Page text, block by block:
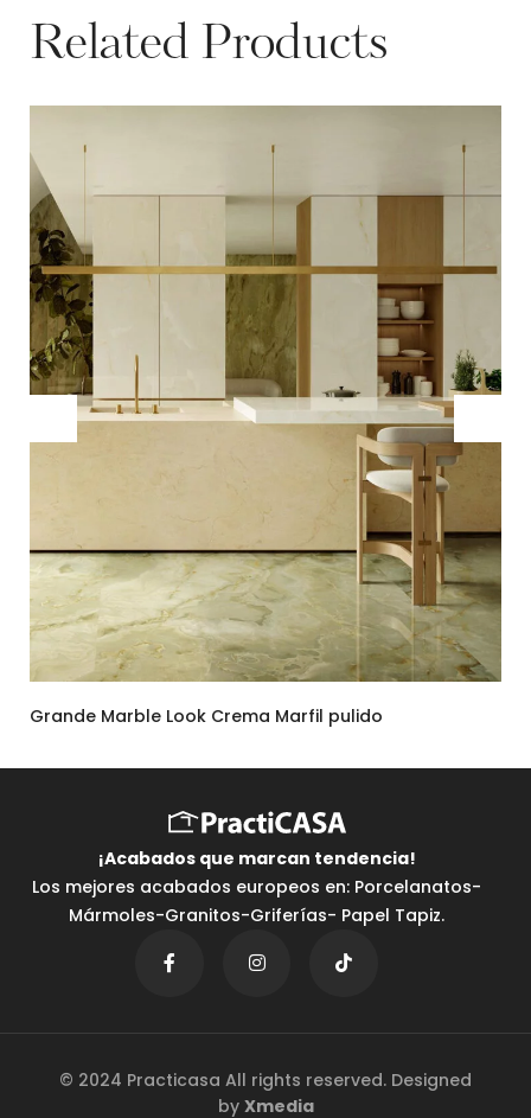
Related Products
Grande Marble Look Crema Marfil pulido
¡Acabados que marcan tendencia⁣!
Los mejores acabados europeos en: Porcelanatos-
Mármoles-Granitos-Griferías- Papel Tapiz.
© 2024 Practicasa All rights reserved. Designed
by Xmedia